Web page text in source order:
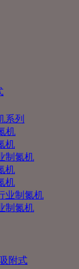
系列
机
机
制氮机
机
机
业制氮机
制氮机
附式